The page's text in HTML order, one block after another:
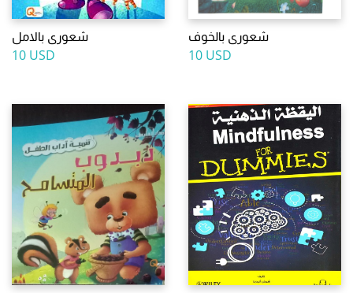
شعورى بالامل
10 USD
شعورى بالخوف
10 USD